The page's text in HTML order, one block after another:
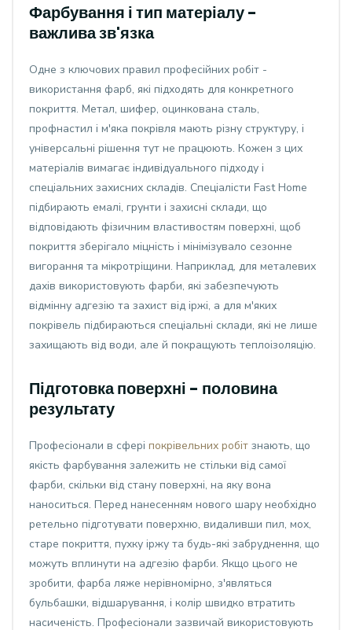
Фарбування і тип матеріалу -
важлива зв'язка
Одне з ключових правил професійних робіт -
використання фарб, які підходять для конкретного
покриття. Метал, шифер, оцинкована сталь,
профнастил і м'яка покрівля мають різну структуру, і
універсальні рішення тут не працюють. Кожен з цих
матеріалів вимагає індивідуального підходу і
спеціальних захисних складів. Спеціалісти Fast Home
підбирають емалі, грунти і захисні склади, що
відповідають фізичним властивостям поверхні, щоб
покриття зберігало міцність і мінімізувало сезонне
вигорання та мікротріщини. Наприклад, для металевих
дахів використовують фарби, які забезпечують
відмінну адгезію та захист від іржі, а для м'яких
покрівель підбираються спеціальні склади, які не лише
захищають від води, але й покращують теплоізоляцію.
Підготовка поверхні - половина
результату
Професіонали в сфері покрівельних робіт знають, що
якість фарбування залежить не стільки від самої
фарби, скільки від стану поверхні, на яку вона
наноситься. Перед нанесенням нового шару необхідно
ретельно підготувати поверхню, видаливши пил, мох,
старе покриття, пухку іржу та будь-які забруднення, що
можуть вплинути на адгезію фарби. Якщо цього не
зробити, фарба ляже нерівномірно, з'являться
бульбашки, відшарування, і колір швидко втратить
насиченість. Професіонали зазвичай використовують